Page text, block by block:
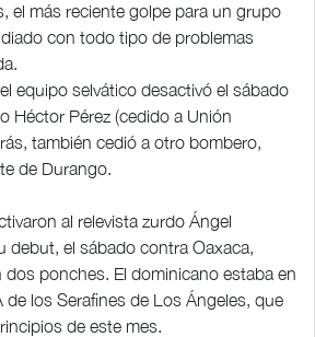
el más reciente golpe para un grupo
con todo tipo de problemas
equipo selvático desactivó el sábado
Héctor Pérez (cedido a Unión
también cedió a otro bombero,
de Durango.
al relevista zurdo Ángel
debut, el sábado contra Oaxaca,
ponches. El dominicano estaba en
de los Serafines de Los Ángeles, que
de este mes.